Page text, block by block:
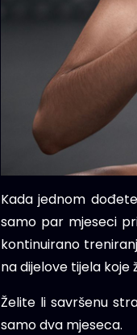
Kada jednom
samo par mjeseci
kontinuirano
na dijelove tijela koje
Želite li savršenu
samo dva mjeseca.